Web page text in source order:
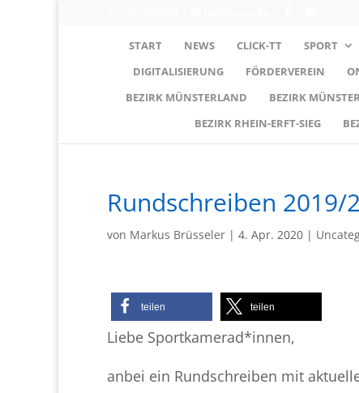
START NEWS CLICK-TT SPORT
DIGITALISIERUNG
FÖRDERVEREIN
BEZIRK MÜNSTERLAND
BEZIRK
BEZIRK RHEIN-ERFT-SIEG
Rundschreiben
von Markus Brüsseler | 4. Apr. 2020 |
teilen teilen
Liebe Sportkamerad*innen,
anbei ein Rundschreiben mit